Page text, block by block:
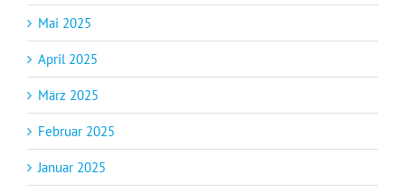
Mai 2025
April 2025
März 2025
Februar 2025
Januar 2025